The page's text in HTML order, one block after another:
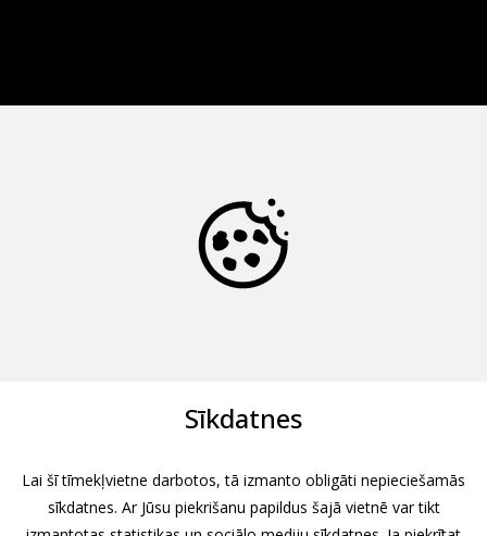
Sīkdatnes
Lai šī tīmekļvietne darbotos, tā izmanto obligāti nepieciešamās
sīkdatnes. Ar Jūsu piekrišanu papildus šajā vietnē var tikt